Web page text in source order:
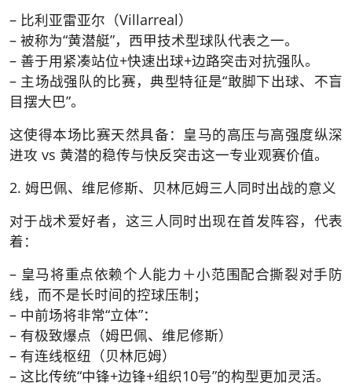
– 比利亚雷亚尔（Villarreal）
– 被称为“黄潜艇”，西甲技术型球队代表之一。
– 善于用紧凑站位+快速出球+边路突击对抗强队。
– 主场战强队的比赛，典型特征是“敢脚下出球、不盲
目摆大巴”。
这使得本场比赛天然具备：皇马的高压与高强度纵深
进攻 vs 黄潜的稳传与快反突击这一专业观赛价值。
2. 姆巴佩、维尼修斯、贝林厄姆三人同时出战的意义
对于战术爱好者，这三人同时出现在首发阵容，代表
着：
– 皇马将重点依赖个人能力＋小范围配合撕裂对手防
线，而不是长时间的控球压制；
– 中前场将非常“立体”：
– 有极致爆点（姆巴佩、维尼修斯）
– 有连线枢纽（贝林厄姆）
– 这比传统“中锋+边锋+组织10号”的构型更加灵活。